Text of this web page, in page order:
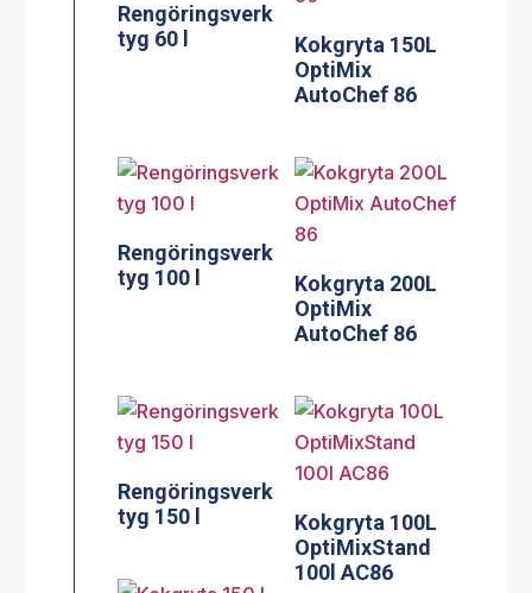
Rengöringsverk
tyg 60 l
Kokgryta 150L
OptiMix
AutoChef 86
Rengöringsverk
tyg 100 l
Kokgryta 200L
OptiMix
AutoChef 86
Rengöringsverk
tyg 150 l
Kokgryta 100L
OptiMixStand
100l AC86